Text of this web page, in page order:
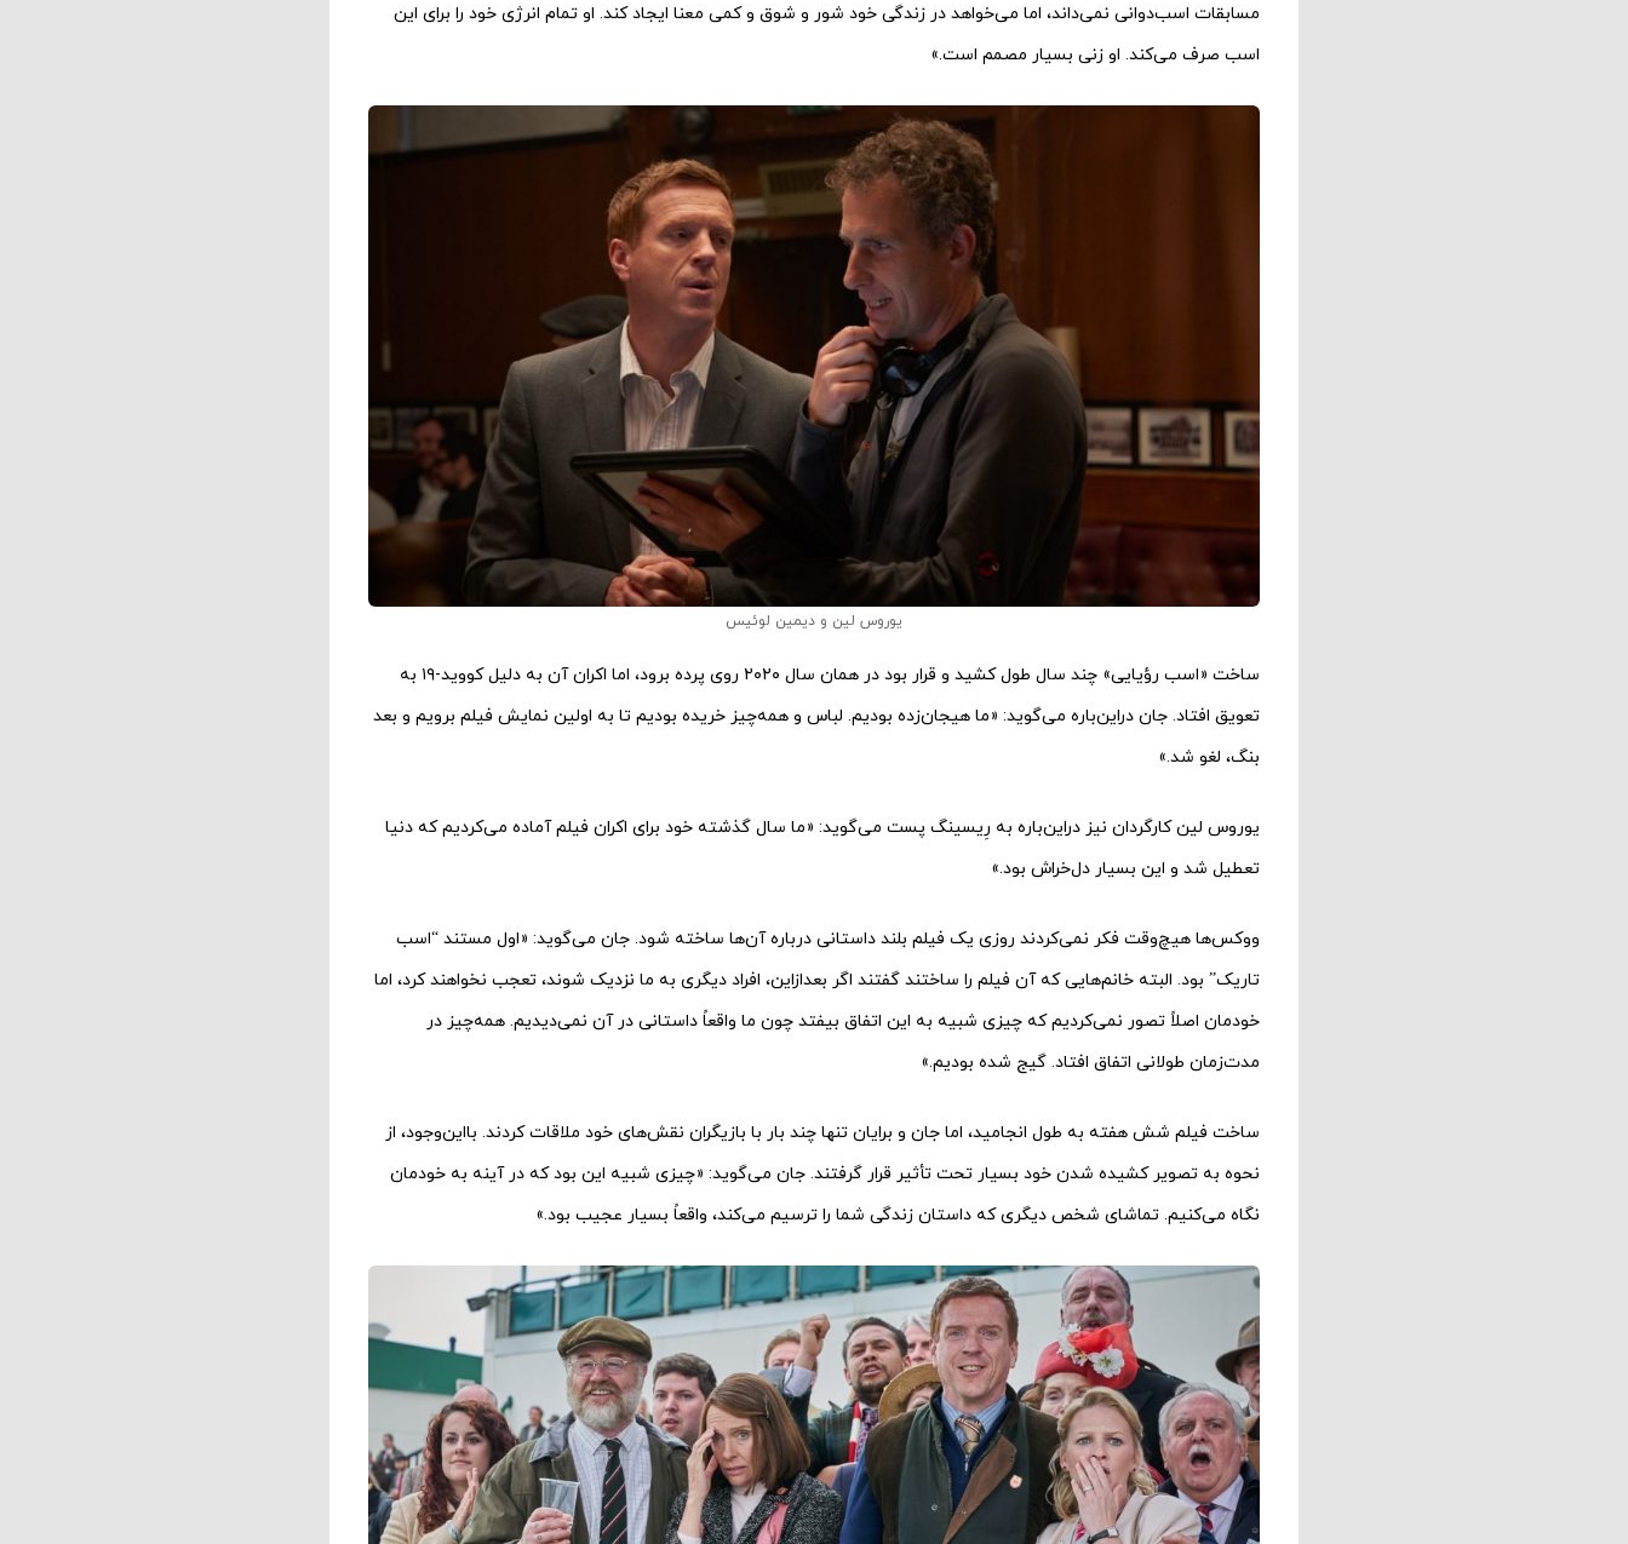
مسابقات اسب‌دوانی نمی‌داند، اما می‌خواهد در زندگی خود شور و شوق و کمی معنا ایجاد کند. او تمام انرژی خود را برای این
اسب صرف می‌کند. او زنی بسیار مصمم است.»
یوروس لین و دیمین لوئیس
ساخت «اسب رؤیایی» چند سال طول کشید و قرار بود در همان سال ۲۰۲۰ روی پرده برود، اما اکران آن به دلیل کووید-۱۹ به
تعویق افتاد. جان دراین‌باره می‌گوید: «ما هیجان‌زده بودیم. لباس و همه‌چیز خریده بودیم تا به اولین نمایش فیلم برویم و بعد
بنگ، لغو شد.»
یوروس لین کارگردان نیز دراین‌باره به رِیسینگ پست می‌گوید: «ما سال گذشته خود برای اکران فیلم آماده می‌کردیم که دنیا
تعطیل شد و این بسیار دل‌خراش بود.»
ووکس‌ها هیچ‌وقت فکر نمی‌کردند روزی یک فیلم بلند داستانی درباره آن‌ها ساخته شود. جان می‌گوید: «اول مستند “اسب
تاریک” بود. البته خانم‌هایی که آن فیلم را ساختند گفتند اگر بعدازاین، افراد دیگری به ما نزدیک شوند، تعجب نخواهند کرد، اما
خودمان اصلاً تصور نمی‌کردیم که چیزی شبیه به این اتفاق بیفتد چون ما واقعاً داستانی در آن نمی‌دیدیم. همه‌چیز در
مدت‌زمان طولانی اتفاق افتاد. گیج‌ شده بودیم.»
ساخت فیلم شش هفته به طول انجامید، اما جان و برایان تنها چند بار با بازیگران نقش‌های خود ملاقات کردند. بااین‌وجود، از
نحوه به تصویر کشیده شدن خود بسیار تحت تأثیر قرار گرفتند. جان می‌گوید: «چیزی شبیه این بود که در آینه به خودمان
نگاه می‌کنیم. تماشای شخص دیگری که داستان زندگی شما را ترسیم می‌کند، واقعاً بسیار عجیب بود.»